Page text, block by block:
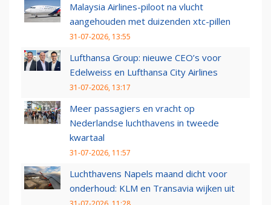
Malaysia Airlines-piloot na vlucht
aangehouden met duizenden xtc-pillen
31-07-2026, 13:55
Lufthansa Group: nieuwe CEO’s voor
Edelweiss en Lufthansa City Airlines
31-07-2026, 13:17
Meer passagiers en vracht op
Nederlandse luchthavens in tweede
kwartaal
31-07-2026, 11:57
Luchthavens Napels maand dicht voor
onderhoud: KLM en Transavia wijken uit